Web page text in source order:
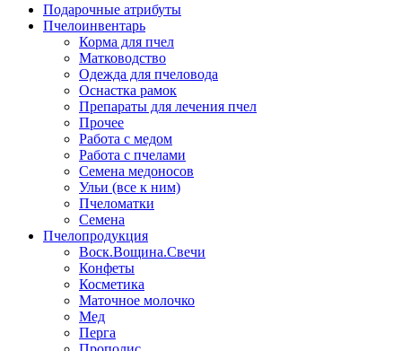
Подарочные атрибуты
Пчелоинвентарь
Корма для пчел
Матководство
Одежда для пчеловода
Оснастка рамок
Препараты для лечения пчел
Прочее
Работа с медом
Работа с пчелами
Семена медоносов
Ульи (все к ним)
Пчеломатки
Семена
Пчелопродукция
Воск.Вощина.Свечи
Конфеты
Косметика
Маточное молочко
Мед
Перга